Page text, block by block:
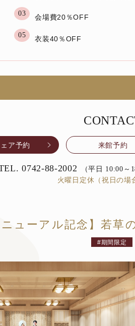
03 会場費20％OFF
05 衣装40％OFF
ア予約 来館予約
0742-88-2002
（平日 10:00～
火曜日定休（祝日の場
ューアル記念】若草
期間限定